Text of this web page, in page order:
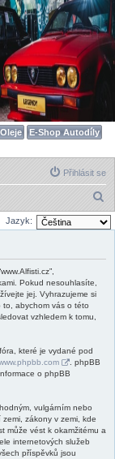
E-Shop Autodíly
Přihlásit se
l
Jazyk:
Pokud nesouhlasíte,
jej. Vyhrazujeme si
to, abychom vás o této
vzhledem k tomu,
které je vydané pod
. phpBB
o phpBB
vulgárním nebo
zákony v zemi, kde
může vést k okamžitému a
internetových služeb
příspěvků jsou